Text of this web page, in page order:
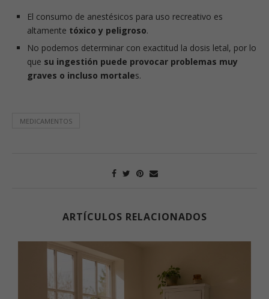
El consumo de anestésicos para uso recreativo es
altamente tóxico y peligroso.
No podemos determinar con exactitud la dosis letal, por lo
que su ingestión puede provocar problemas muy
graves o incluso mortales.
MEDICAMENTOS
ARTÍCULOS RELACIONADOS